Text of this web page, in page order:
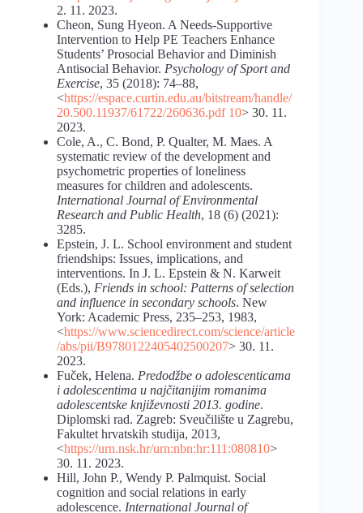
2. 11. 2023.
Cheon, Sung Hyeon. A Needs-Supportive
Intervention to Help PE Teachers Enhance
Students’ Prosocial Behavior and Diminish
Antisocial Behavior. Psychology of Sport and
Exercise, 35 (2018): 74–88,
<https://espace.curtin.edu.au/bitstream/handle/
20.500.11937/61722/260636.pdf 10> 30. 11.
2023.
Cole, A., C. Bond, P. Qualter, M. Maes. A
systematic review of the development and
psychometric properties of loneliness
measures for children and adolescents.
International Journal of Environmental
Research and Public Health, 18 (6) (2021):
3285.
Epstein, J. L. School environment and student
friendships: Issues, implications, and
interventions. In J. L. Epstein & N. Karweit
(Eds.), Friends in school: Patterns of selection
and influence in secondary schools. New
York: Academic Press, 235–253, 1983,
<https://www.sciencedirect.com/science/article
/abs/pii/B9780122405402500207> 30. 11.
2023.
Fuček, Helena. Predodžbe o adolescenticama
i adolescentima u najčitanijim romanima
adolescentske književnosti 2013. godine.
Diplomski rad. Zagreb: Sveučilište u Zagrebu,
Fakultet hrvatskih studija, 2013,
<https://urn.nsk.hr/urn:nbn:hr:111:080810>
30. 11. 2023.
Hill, John P., Wendy P. Palmquist. Social
cognition and social relations in early
adolescence. International Journal of